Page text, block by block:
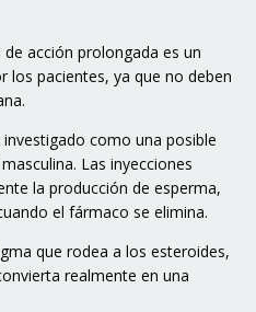
acción prolongada es un
los pacientes, ya que no deben
como una posible
Las inyecciones
la producción de esperma,
el fármaco se elimina.
que rodea a los esteroides,
realmente en una